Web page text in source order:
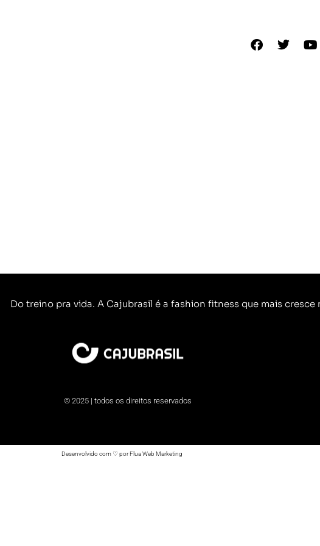
Do treino pra vida. A Cajubrasil é a fashion fitness que mais cresce
© 2025 | todos os direitos reservados
Desenvolvido com ♡ por Flua Web Marketing